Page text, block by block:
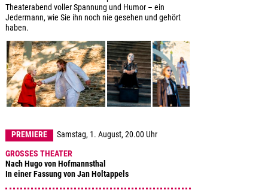
Theaterabend voller Spannung und Humor – ein
Jedermann, wie Sie ihn noch nie gesehen und gehört
haben.
PREMIERE
Samstag, 1. August, 20.00 Uhr
GROSSES THEATER
Nach Hugo von Hofmannsthal
In einer Fassung von Jan Holtappels